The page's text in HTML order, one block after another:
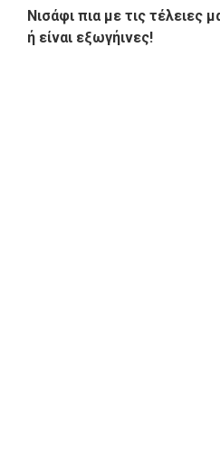
Νισάφι πια με τις τέλειες
ή είναι εξωγήινες!